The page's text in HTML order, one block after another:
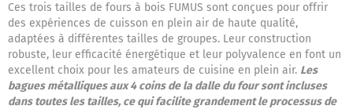
Ces trois tailles de fours à bois FUMUS sont conçues pour offrir
des expériences de cuisson en plein air de haute qualité,
adaptées à différentes tailles de groupes. Leur construction
robuste, leur efficacité énergétique et leur polyvalence en font un
excellent choix pour les amateurs de cuisine en plein air. Les
bagues métalliques aux 4 coins de la dalle du four sont incluses
dans toutes les tailles, ce qui facilite grandement le processus de